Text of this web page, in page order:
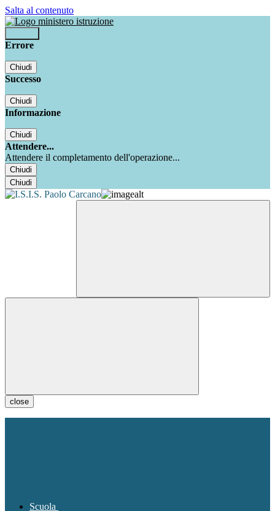
Salta al contenuto
Errore
Chiudi
Successo
Chiudi
Informazione
Chiudi
Attendere...
Attendere il completamento dell'operazione...
Chiudi
Chiudi
close
Scuola